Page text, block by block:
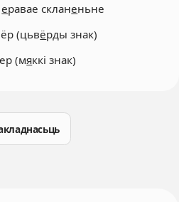
еравае скланеньне
(цьвёрды знак)
(мяккі знак)